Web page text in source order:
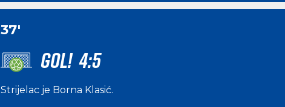
37'
GOL! 4:5
Strijelac je Borna Klasić.